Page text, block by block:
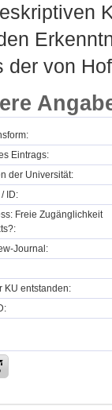
der von
Eintrags:
der Universität:
ID:
Freie Zugänglichkeit
Journal:
KU entstanden: